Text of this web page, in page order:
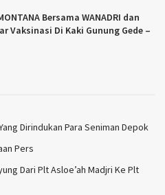
Bersama WANADRI dan
Vaksinasi Di Kaki Gunung Gede –
Dirindukan Para Seniman Depok
Pers
Dari Plt Asloe’ah Madjri Ke Plt